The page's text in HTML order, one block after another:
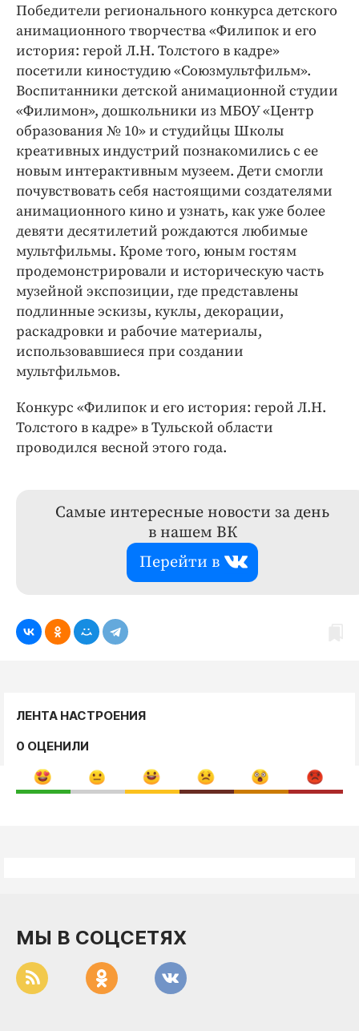
Победители регионального конкурса детского
анимационного творчества «Филипок и его
история: герой Л.Н. Толстого в кадре»
посетили киностудию «Союзмультфильм».
Воспитанники детской анимационной студии
«Филимон», дошкольники из МБОУ «Центр
образования № 10» и студийцы Школы
креативных индустрий познакомились с ее
новым интерактивным музеем. Дети смогли
почувствовать себя настоящими создателями
анимационного кино и узнать, как уже более
девяти десятилетий рождаются любимые
мультфильмы. Кроме того, юным гостям
продемонстрировали и историческую часть
музейной экспозиции, где представлены
подлинные эскизы, куклы, декорации,
раскадровки и рабочие материалы,
использовавшиеся при создании
мультфильмов.
Конкурс «Филипок и его история: герой Л.Н.
Толстого в кадре» в Тульской области
проводился весной этого года.
Самые интересные новости за день
в нашем ВК
Перейти в
ЛЕНТА НАСТРОЕНИЯ
0 ОЦЕНИЛИ
МЫ В СОЦСЕТЯХ